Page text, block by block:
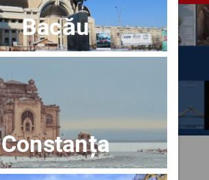
Bacău
Constanța